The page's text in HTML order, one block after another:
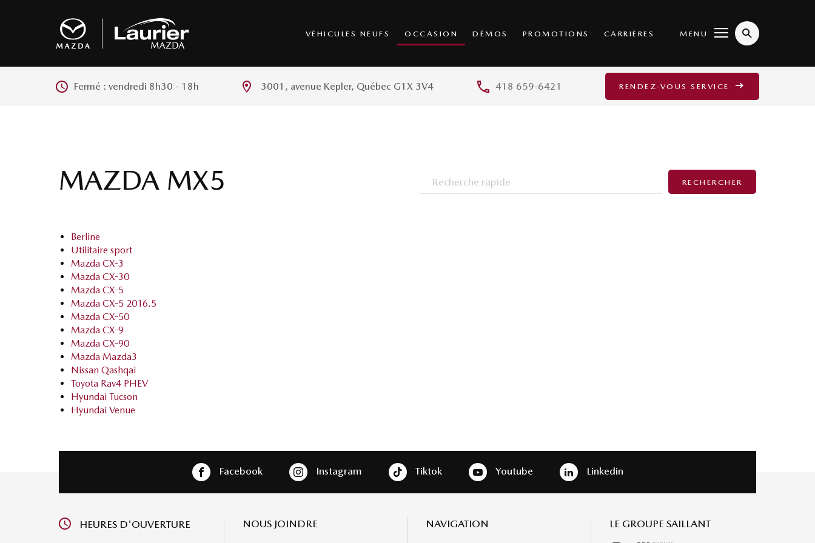
VÉHICULES NEUFS OCCASION DÉMOS PROMOTIONS CARRIÈRES MENU
Fermé : vendredi 8h30 - 18h 3001, avenue Kepler, Québec G1X 3V4 418 659-6421 RENDEZ-VOUS SERVICE
MAZDA MX5 RECHERCHER
Berline
Utilitaire sport
Mazda CX-3
Mazda CX-30
Mazda CX-5
Mazda CX-5 2016.5
Mazda CX-50
Mazda CX-9
Mazda CX-90
Mazda Mazda3
Nissan Qashqai
Toyota Rav4 PHEV
Hyundai Tucson
Hyundai Venue
Facebook Instagram Tiktok Youtube Linkedin
HEURES D'OUVERTURE NOUS JOINDRE NAVIGATION LE GROUPE SAILLANT